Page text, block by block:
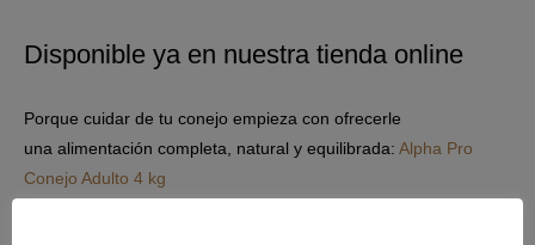
Disponible ya en nuestra tienda online
Porque cuidar de tu conejo empieza con ofrecerle
una alimentación completa, natural y equilibrada: Alpha Pro
Conejo Adulto 4 kg